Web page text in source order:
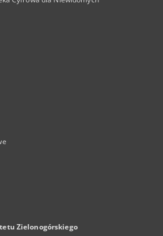
Zielonogórskiego